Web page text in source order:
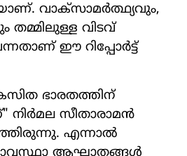
വാക്‌സാമർത്ഥ്യവും,
തമ്മിലുള്ള വിടവ്
ഈ റിപ്പോർട്ട്
ഭാരതത്തിന്
നിർമല സീതാരാമൻ
എന്നാൽ
ആഘാതങ്ങൾ